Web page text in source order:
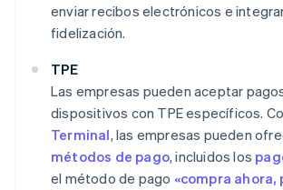
enviar recibos electrónicos e
fidelización.
TPE
Las empresas pueden aceptar
dispositivos con TPE específicos.
Terminal, las empresas pueden
métodos de pago, incluidos los
el método de pago «compra ahora,